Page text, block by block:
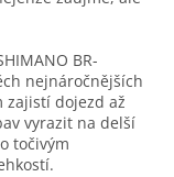
BR-
nejnáročnějších
zajistí dojezd až
vyrazit na delší
točivým